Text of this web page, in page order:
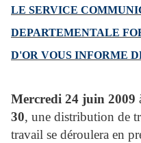
LE SERVICE
DEPARTEMENTALE
D'OR VOUS INFORME
Mercredi 24 juin 2009
30, une distribution de
travail se déroulera en